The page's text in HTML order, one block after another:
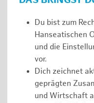
Du bist zum
Hanseatischen
und die
vor.
Dich zeichnet
geprägten
und Wirtschaft